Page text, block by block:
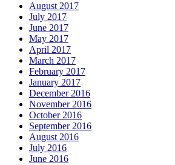
August 2017
July 2017
June 2017
May 2017
April 2017
March 2017
February 2017
January 2017
December 2016
November 2016
October 2016
September 2016
August 2016
July 2016
June 2016